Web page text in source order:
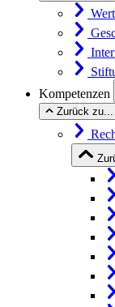
Kompetenzen
Zurück zu...